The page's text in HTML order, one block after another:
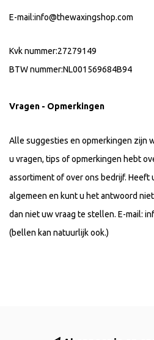
E-mail:info@thewaxingshop.com
Kvk nummer:27279149
BTW nummer:NL001569684B94
Vragen - Opmerkingen
Alle suggesties en opmerkingen zijn
u vragen, tips of opmerkingen hebt
assortiment of over ons bedrijf. Heeft
algemeen en kunt u het antwoord
dan niet uw vraag te stellen. E-mail:
(bellen kan natuurlijk ook.)